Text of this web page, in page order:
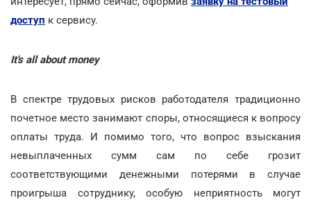
доступ к сервису.
It's all about money
В спектре трудовых рисков работодателя традиционно
почетное место занимают споры, относящиеся к вопросу
оплаты труда. И помимо того, что вопрос взыскания
невыплаченных сумм сам по себе грозит
соответствующими денежными потерями в случае
проигрыша сотруднику, особую неприятность могут